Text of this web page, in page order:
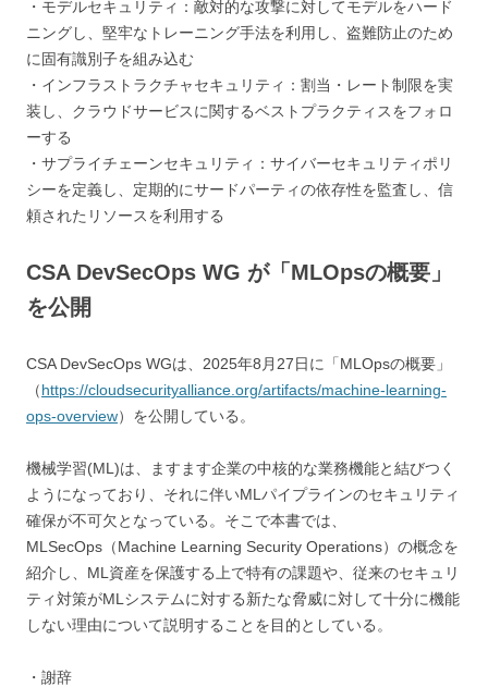
・モデルセキュリティ：敵対的な攻撃に対してモデルをハード
ニングし、堅牢なトレーニング手法を利用し、盗難防止のため
に固有識別子を組み込む
・インフラストラクチャセキュリティ：割当・レート制限を実
装し、クラウドサービスに関するベストプラクティスをフォロ
ーする
・サプライチェーンセキュリティ：サイバーセキュリティポリ
シーを定義し、定期的にサードパーティの依存性を監査し、信
頼されたリソースを利用する
CSA DevSecOps WG が「MLOpsの概要」
を公開
CSA DevSecOps WGは、2025年8月27日に「MLOpsの概要」
（https://cloudsecurityalliance.org/artifacts/machine-learning-
ops-overview）を公開している。
機械学習(ML)は、ますます企業の中核的な業務機能と結びつく
ようになっており、それに伴いMLパイプラインのセキュリティ
確保が不可欠となっている。そこで本書では、
MLSecOps（Machine Learning Security Operations）の概念を
紹介し、ML資産を保護する上で特有の課題や、従来のセキュリ
ティ対策がMLシステムに対する新たな脅威に対して十分に機能
しない理由について説明することを目的としている。
・謝辞